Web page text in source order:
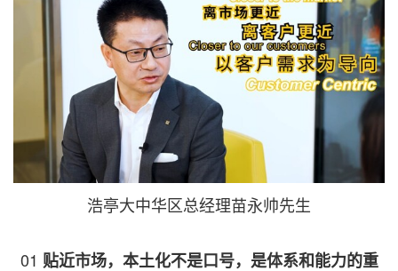
浩亭大中华区总经理苗永帅先生
01 贴近市场，本土化不是口号，是体系和能力的重